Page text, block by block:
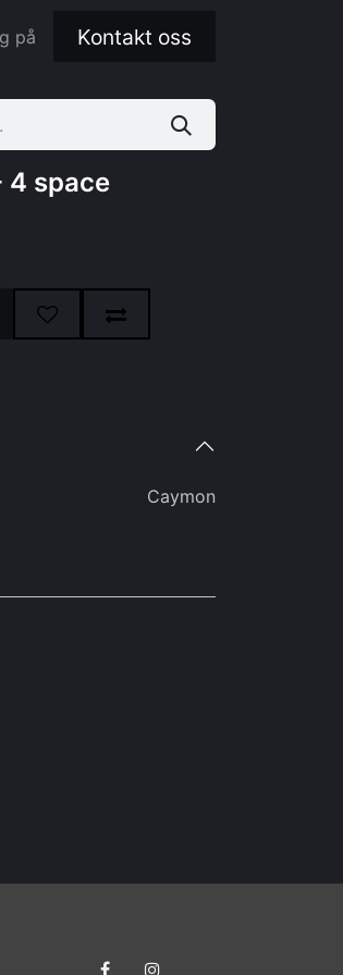
på Kontakt oss
4 space
Caymon